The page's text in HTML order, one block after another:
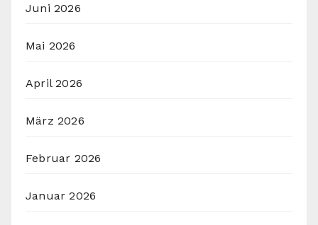
Juni 2026
Mai 2026
April 2026
März 2026
Februar 2026
Januar 2026